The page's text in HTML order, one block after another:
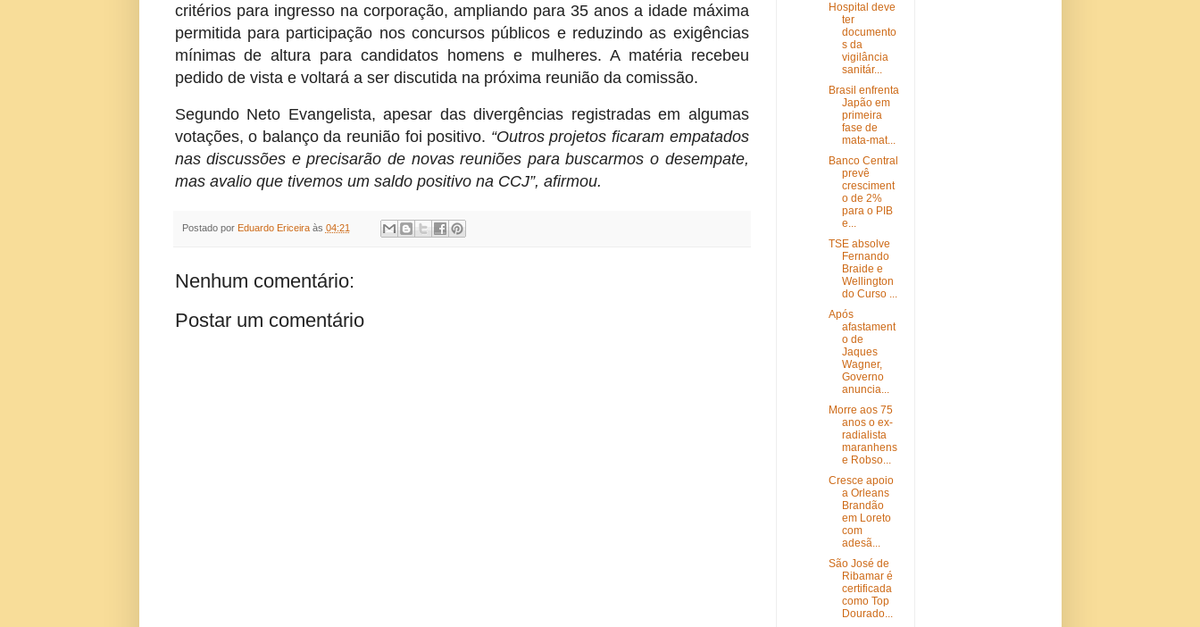
critérios para ingresso na corporação, ampliando para 35 anos a idade máxima
permitida para participação nos concursos públicos e reduzindo as exigências
mínimas de altura para candidatos homens e mulheres. A matéria recebeu
pedido de vista e voltará a ser discutida na próxima reunião da comissão.
Segundo Neto Evangelista, apesar das divergências registradas em algumas
votações, o balanço da reunião foi positivo. “Outros projetos ficaram empatados
nas discussões e precisarão de novas reuniões para buscarmos o desempate,
mas avalio que tivemos um saldo positivo na CCJ”, afirmou.
Postado por Eduardo Ericeira às 04:21
Nenhum comentário:
Postar um comentário
Hospital deve
ter
documento
s da
vigilância
sanitár...
Brasil enfrenta
Japão em
primeira
fase de
mata-mat...
Banco Central
prevê
cresciment
o de 2%
para o PIB
e...
TSE absolve
Fernando
Braide e
Wellington
do Curso ...
Após
afastament
o de
Jaques
Wagner,
Governo
anuncia...
Morre aos 75
anos o ex-
radialista
maranhens
e Robso...
Cresce apoio
a Orleans
Brandão
em Loreto
com
adesã...
São José de
Ribamar é
certificada
como Top
Dourado...